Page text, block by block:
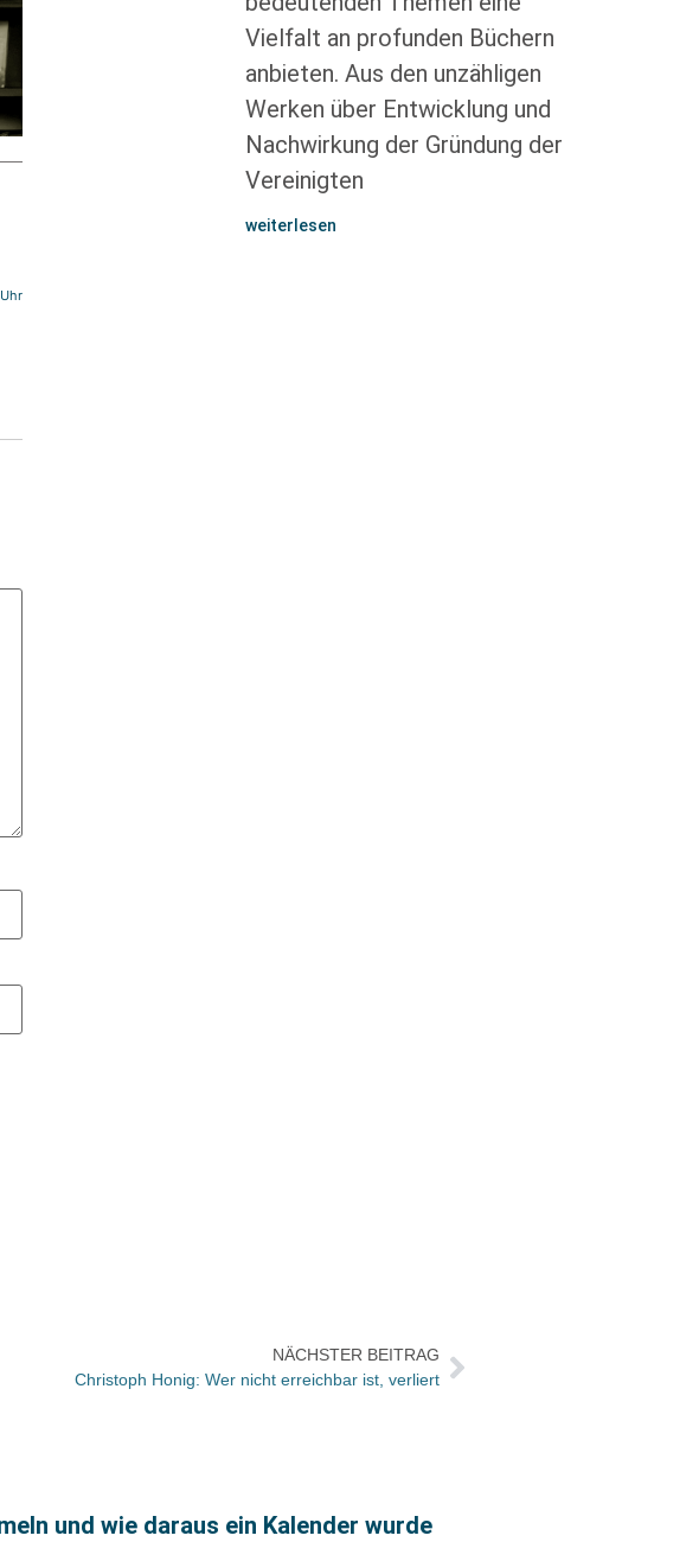
Vielfalt an profunden Büchern
anbieten. Aus den unzähligen
Werken über Entwicklung und
Nachwirkung der Gründung der
Vereinigten
weiterlesen
NÄCHSTER BEITRAG
Christoph Honig: Wer nicht erreichbar ist, verliert
und wie daraus ein Kalender wurde